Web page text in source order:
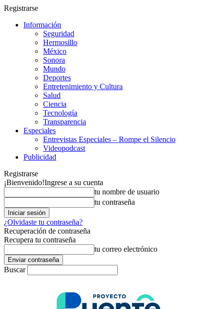
Registrarse
Información
Seguridad
Hermosillo
México
Sonora
Mundo
Deportes
Entretenimiento y Cultura
Salud
Ciencia
Tecnología
Transparencia
Especiales
Entrevistas Especiales – Rompe el Silencio
Videopodcast
Publicidad
Registrarse
¡Bienvenido!Ingrese a su cuenta
tu nombre de usuario
tu contraseña
¿Olvidaste tu contraseña?
Recuperación de contraseña
Recupera tu contraseña
tu correo electrónico
Buscar